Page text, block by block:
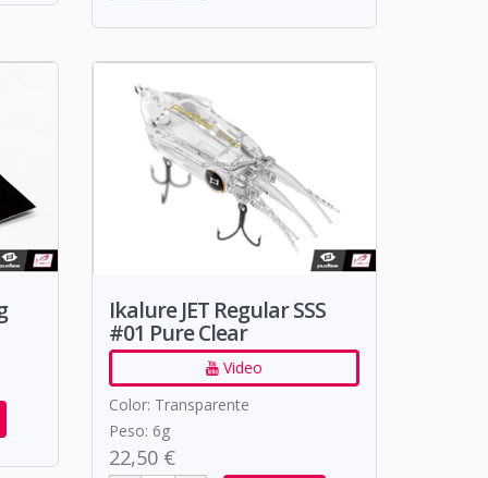
Ikalure JET Regular SSS
#01 Pure Clear
Video
Color: Transparente
Peso: 6g
22,50 €